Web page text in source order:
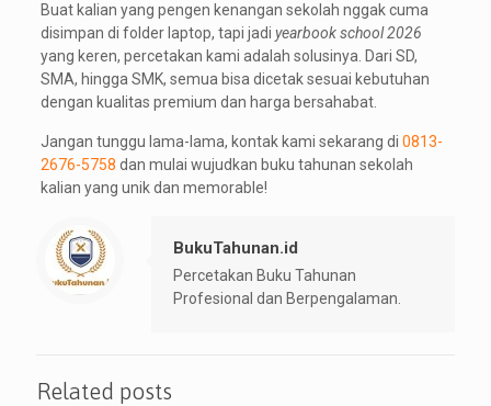
Buat kalian yang pengen kenangan sekolah nggak cuma
disimpan di folder laptop, tapi jadi yearbook school 2026
yang keren, percetakan kami adalah solusinya. Dari SD,
SMA, hingga SMK, semua bisa dicetak sesuai kebutuhan
dengan kualitas premium dan harga bersahabat.
Jangan tunggu lama-lama, kontak kami sekarang di 0813-
2676-5758 dan mulai wujudkan buku tahunan sekolah
kalian yang unik dan memorable!
BukuTahunan.id
Percetakan Buku Tahunan
Profesional dan Berpengalaman.
Related posts